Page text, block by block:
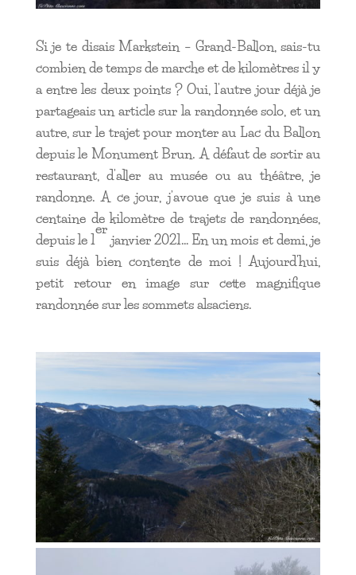
Si je te disais Markstein – Grand-Ballon, sais-tu
combien de temps de marche et de kilomètres il y
a entre les deux points ? Oui, l’autre jour déjà je
partageais un article sur la randonnée solo, et un
autre, sur le trajet pour monter au Lac du Ballon
depuis le Monument Brun. A défaut de sortir au
restaurant, d’aller au musée ou au théâtre, je
randonne. A ce jour, j’avoue que je suis à une
centaine de kilomètre de trajets de randonnées,
depuis le 1
er
janvier 2021… En un mois et demi, je
suis déjà bien contente de moi ! Aujourd’hui,
petit retour en image sur cette magnifique
randonnée sur les sommets alsaciens.